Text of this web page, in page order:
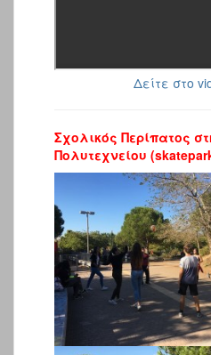
Δείτε στο
Σχολικός Περίπατος
Πολυτεχνείου